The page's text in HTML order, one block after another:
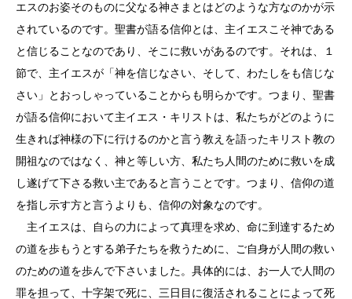
エスのお姿そのものに父なる神さまとはどのような方なのかが示
されているのです。聖書が語る信仰とは、主イエスこそ神である
と信じることなのであり、そこに救いがあるのです。それは、１
節で、主イエスが「神を信じなさい、そして、わたしをも信じな
さい」とおっしゃっていることからも明らかです。つまり、聖書
が語る信仰において主イエス・キリストは、私たちがどのように
生きれば神様の下に行けるのかと言う教えを語ったキリスト教の
開祖なのではなく、神と等しい方、私たち人間のために救いを成
し遂げて下さる救い主であると言うことです。つまり、信仰の道
を指し示す方と言うよりも、信仰の対象なのです。
主イエスは、自らの力によって真理を求め、命に到達するため
の道を歩もうとする弟子たちを救うために、ご自身が人間の救い
のための道を歩んで下さいました。具体的には、お一人で人間の
罪を担って、十字架で死に、三日目に復活されることによって死